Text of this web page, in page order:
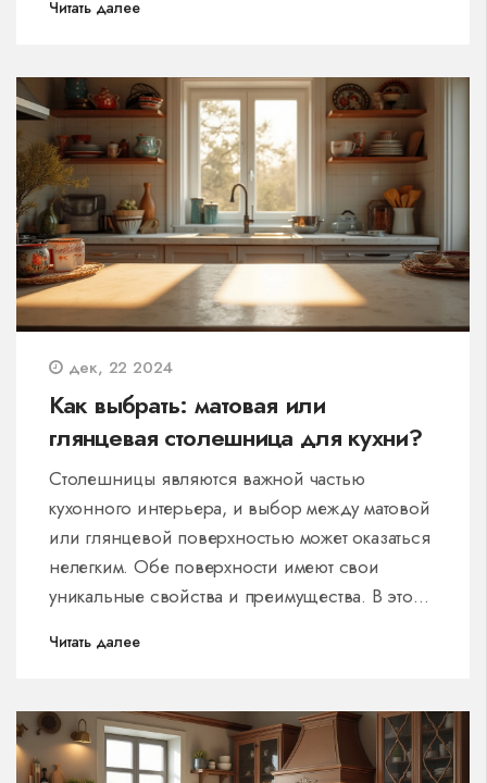
до стильных пуфов. Уделяем внимание их
решениям, чтобы помочь создать комфортное
и уникальное жилищное пространство.
Читать далее
дек, 22 2024
Как выбрать: матовая или
глянцевая столешница для кухни?
Столешницы являются важной частью
кухонного интерьера, и выбор между матовой
или глянцевой поверхностью может оказаться
нелегким. Обе поверхности имеют свои
уникальные свойства и преимущества. В этой
подходящий вариант для вашего интерьера,
а также расскажем, на что обратить внимание
при покупке. Будет полезно изучить как
сильные, так и слабые стороны каждой опции.
Читать далее